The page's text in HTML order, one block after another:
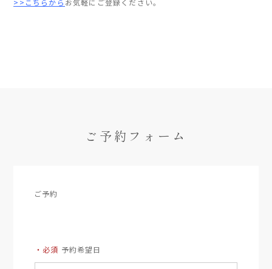
>>こちらから お気軽にご登録ください。
ご予約フォーム
ご予約
・必須 予約希望日